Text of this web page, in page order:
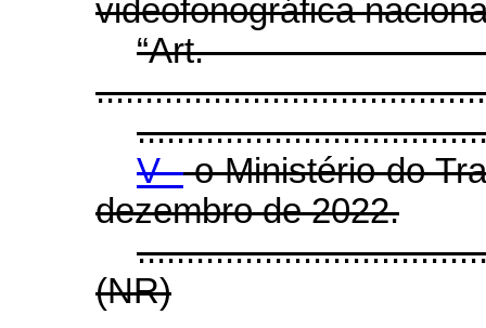
videofonográfica
V -o Ministério do
dezembro de 2022.
(NR)